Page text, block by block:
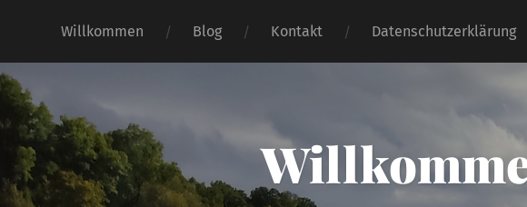
Willkommen Blog Kontakt Datenschutzerklärung